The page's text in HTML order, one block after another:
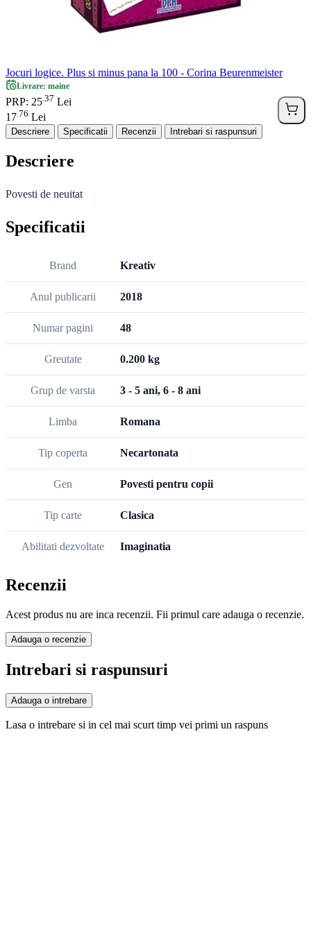
Jocuri logice. Plus si minus pana la 100 - Corina Beurenmeister
Livrare: maine
PRP: 25 37 Lei
17 76 Lei
Descriere Specificatii Recenzii Intrebari si raspunsuri
Descriere
Povesti de neuitat
Specificatii
Brand Kreativ
Anul publicarii 2018
Numar pagini 48
Greutate 0.200 kg
Grup de varsta 3 - 5 ani, 6 - 8 ani
Limba Romana
Tip coperta Necartonata
Gen Povesti pentru copii
Tip carte Clasica
Abilitati dezvoltate Imaginatia
Recenzii
Acest produs nu are inca recenzii. Fii primul care adauga o recenzie.
Adauga o recenzie
Intrebari si raspunsuri
Adauga o intrebare
Lasa o intrebare si in cel mai scurt timp vei primi un raspuns